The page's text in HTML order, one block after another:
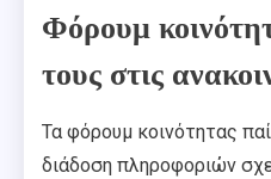
Φόρουμ
τους στις
Τα φόρουμ κοινότητας
διάδοση πληροφοριών